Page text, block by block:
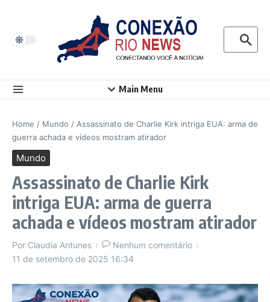
Procurar
Main Menu
Home / Mundo / Assassinato de Charlie Kirk intriga EUA: arma de
guerra achada e vídeos mostram atirador
Mundo
Assassinato de Charlie Kirk
intriga EUA: arma de guerra
achada e vídeos mostram atirador
Por Claudia Antunes
Nenhum comentário
11 de setembro de 2025 16:34